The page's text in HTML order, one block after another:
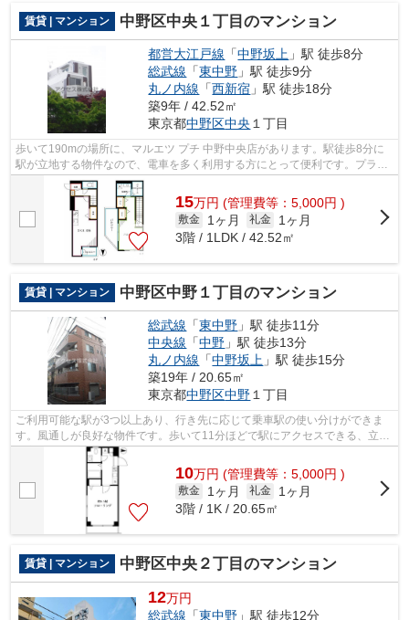
賃貸 | マンション 中野区中央１丁目のマンション
都営大江戸線 「中野坂上 」駅 徒歩8分
総武線 「東中野 」駅 徒歩9分
丸ノ内線 「西新宿 」駅 徒歩18分
築9年 / 42.52㎡
東京都中野区中央 １丁目
歩いて190mの場所に、マルエツ プチ 中野中央店があります。駅徒歩8分に
駅が立地する物件なので、電車を多く利用する方にとって便利です。プライ
バシーをしっかり守れる、安心安全なマ...
15万円 (管理費等：5,000円 )
敷金 1ヶ月 礼金
1ヶ月
3階 / 1LDK / 42.52㎡
賃貸 | マンション 中野区中野１丁目のマンション
総武線 「東中野 」駅 徒歩11分
中央線 「中野 」駅 徒歩13分
丸ノ内線 「中野坂上 」駅 徒歩15分
築19年 / 20.65㎡
東京都中野区中野１丁目
ご利用可能な駅が3つ以上あり、行き先に応じて乗車駅の使い分けができま
す。風通しが良好な物件です。歩いて11分ほどで駅にアクセスできる、立地
の良さも魅力の物件です。満足できる素...
10万円 (管理費等：5,000円 )
敷金 1ヶ月 礼金
1ヶ月
3階 / 1K / 20.65㎡
賃貸 | マンション 中野区中央２丁目のマンション
12万円
総武線 「東中野 」駅 徒歩12分